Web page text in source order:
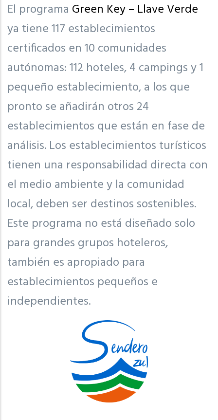
El programa Green Key – Llave Verde
ya tiene 117 establecimientos
certificados en 10 comunidades
autónomas: 112 hoteles, 4 campings y 1
pequeño establecimiento, a los que
pronto se añadirán otros 24
establecimientos que están en fase de
análisis. Los establecimientos turísticos
tienen una responsabilidad directa con
el medio ambiente y la comunidad
local, deben ser destinos sostenibles.
Este programa no está diseñado solo
para grandes grupos hoteleros,
también es apropiado para
establecimientos pequeños e
independientes.